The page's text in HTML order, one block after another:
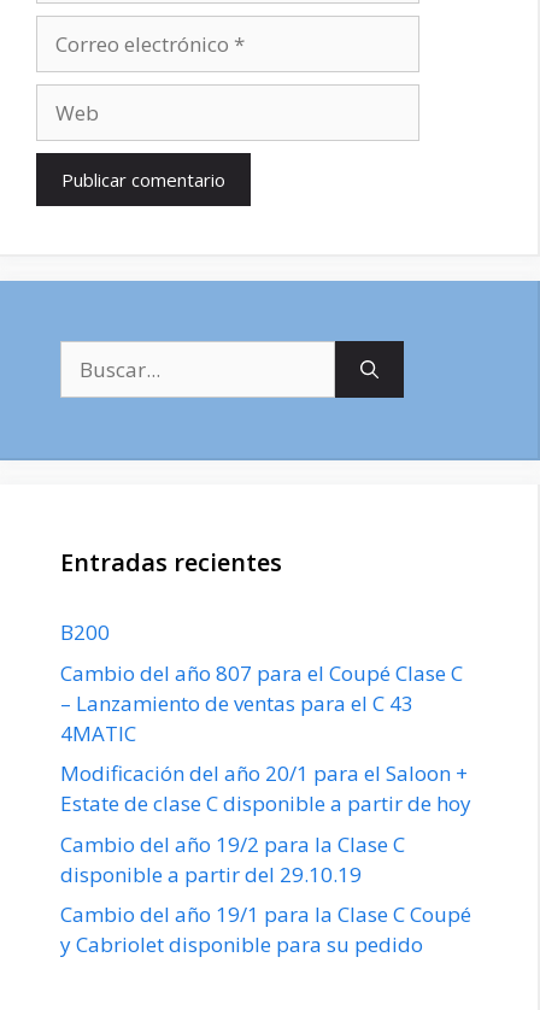
electrónico
Entradas recientes
B200
Cambio del año 807 para el Coupé Clase C
– Lanzamiento de ventas para el C 43
4MATIC
Modificación del año 20/1 para el Saloon +
Estate de clase C disponible a partir de hoy
Cambio del año 19/2 para la Clase C
disponible a partir del 29.10.19
Cambio del año 19/1 para la Clase C Coupé
y Cabriolet disponible para su pedido